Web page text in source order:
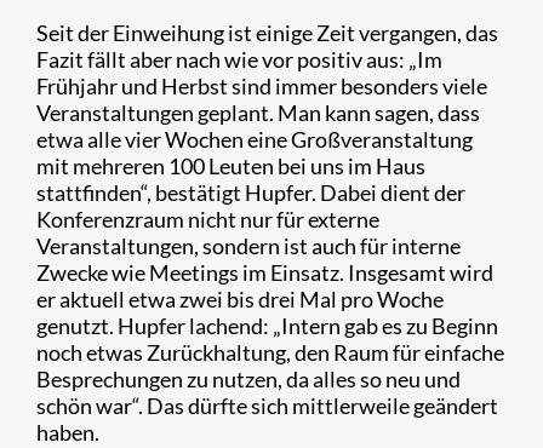
Seit der Einweihung ist einige Zeit vergangen, das
Fazit fällt aber nach wie vor positiv aus: „Im
Frühjahr und Herbst sind immer besonders viele
Veranstaltungen geplant. Man kann sagen, dass
etwa alle vier Wochen eine Großveranstaltung
mit mehreren 100 Leuten bei uns im Haus
stattfinden“, bestätigt Hupfer. Dabei dient der
Konferenzraum nicht nur für externe
Veranstaltungen, sondern ist auch für interne
Zwecke wie Meetings im Einsatz. Insgesamt wird
er aktuell etwa zwei bis drei Mal pro Woche
genutzt. Hupfer lachend: „Intern gab es zu Beginn
noch etwas Zurückhaltung, den Raum für einfache
Besprechungen zu nutzen, da alles so neu und
schön war“. Das dürfte sich mittlerweile geändert
haben.